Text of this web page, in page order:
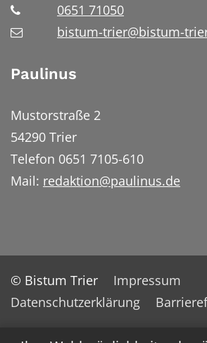
0651 71050
bistum-trier@bistum-
Paulinus
Mustorstraße 2
54290 Trier
Telefon 0651 7105-610
Mail: redaktion@paulinus.de
© Bistum Trier
Impressum
Datenschutzerklärung